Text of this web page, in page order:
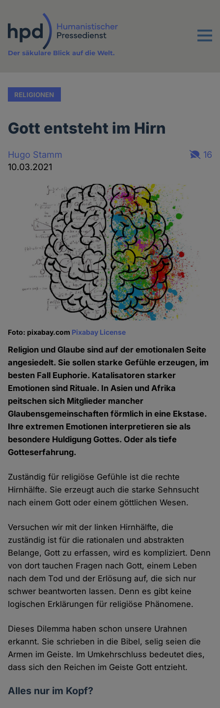
Inhalt
Menu
Der säkulare Blick auf die Welt.
RELIGIONEN
Gott entsteht im Hirn
Hugo Stamm
10.03.2021
16
Foto: pixabay.com Pixabay License
Religion und Glaube sind auf der emotionalen Seite
angesiedelt. Sie sollen starke Gefühle erzeugen, im
besten Fall Euphorie. Katalisatoren starker
Emotionen sind Rituale. In Asien und Afrika
peitschen sich Mitglieder mancher
Glaubensgemeinschaften förmlich in eine Ekstase.
Ihre extremen Emotionen interpretieren sie als
besondere Huldigung Gottes. Oder als tiefe
Gotteserfahrung.
Zuständig für religiöse Gefühle ist die rechte
Hirnhälfte. Sie erzeugt auch die starke Sehnsucht
nach einem Gott oder einem göttlichen Wesen.
Versuchen wir mit der linken Hirnhälfte, die
zuständig ist für die rationalen und abstrakten
Belange, Gott zu erfassen, wird es kompliziert. Denn
von dort tauchen Fragen nach Gott, einem Leben
nach dem Tod und der Erlösung auf, die sich nur
schwer beantworten lassen. Denn es gibt keine
logischen Erklärungen für religiöse Phänomene.
Dieses Dilemma haben schon unsere Urahnen
erkannt. Sie schrieben in die Bibel, selig seien die
Armen im Geiste. Im Umkehrschluss bedeutet dies,
dass sich den Reichen im Geiste Gott entzieht.
Alles nur im Kopf?